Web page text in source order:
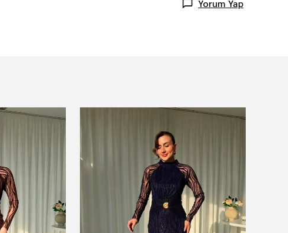
Yorum Yap